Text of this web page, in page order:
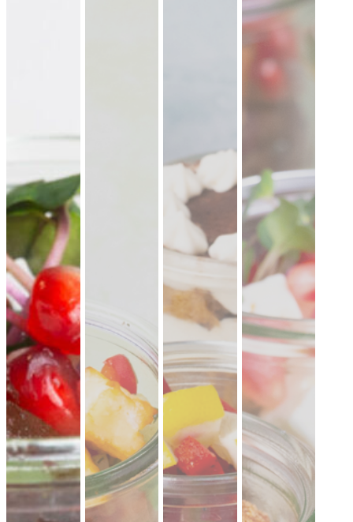
Alles vegetarisch Fleisch
Allergene hervorheben
Preisangaben in: Brutto Netto
CATERING PLATTEN
Hier kannst du dir dein Catering selbst zusammenstellen.
Beispiel: bei 20 Personen reichen ungefähr 10-11 XL-Platten.
Denk an eine gute Mischung aus mehreren Platten Brot,
Aufstriche, Salate, Fingerfood.
Mini Pitabrot
vegan